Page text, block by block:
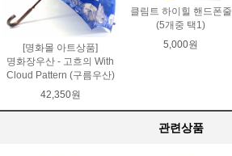
[명화몰 아트상품]
명화장우산 - 고흐의 With
Cloud Pattern (구름우산)
42,350원
클림트 하이힐 핸드폰줄
(5개중 택1)
5,000원
관련상품